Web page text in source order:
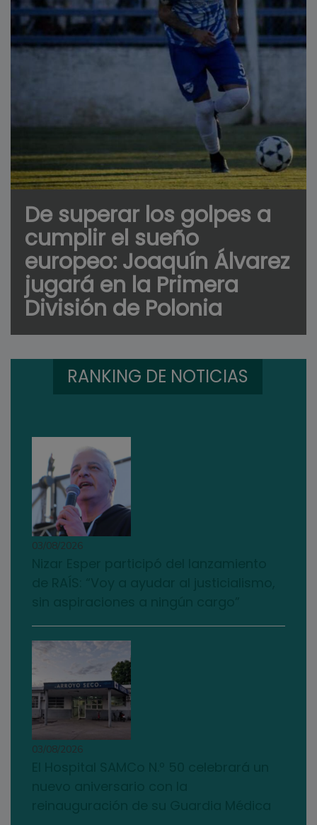
De superar los golpes a
cumplir el sueño
europeo: Joaquín Álvarez
jugará en la Primera
División de Polonia
RANKING DE NOTICIAS
03/08/2026
03/08/2026